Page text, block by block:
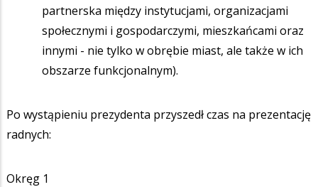
partnerska między instytucjami, organizacjami
społecznymi i gospodarczymi, mieszkańcami oraz
innymi - nie tylko w obrębie miast, ale także w ich
obszarze funkcjonalnym).
Po wystąpieniu prezydenta przyszedł czas na prezentację
radnych:
Okręg 1